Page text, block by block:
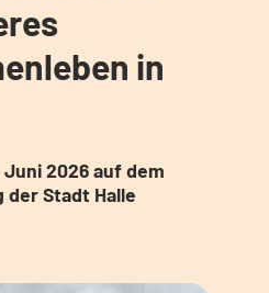
in
Juni 2026 auf dem
der Stadt Halle